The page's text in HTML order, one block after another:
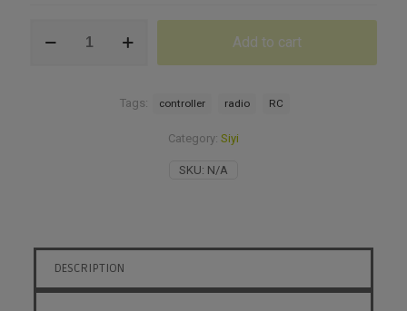
1
UniRC
Add to cart
SKU: N/A
Category: Siyi
Tags: controller radio RC
DESCRIPTION